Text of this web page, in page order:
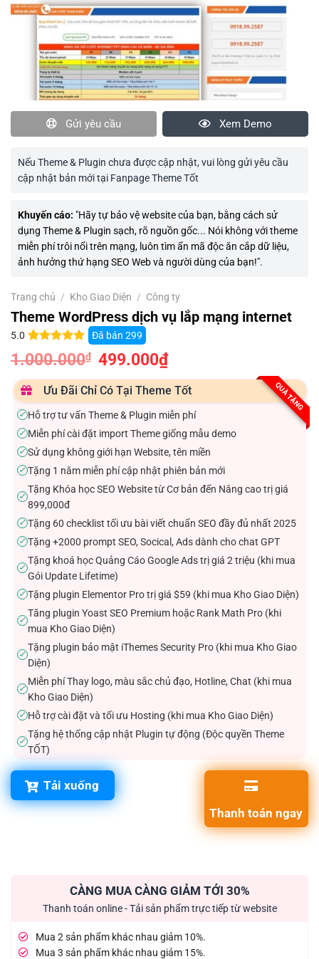
Gửi yêu cầu Xem Demo
Nếu Theme & Plugin chưa được cập nhật, vui lòng gửi yêu cầu
cập nhật bản mới tại Fanpage Theme Tốt
Khuyến cáo: "Hãy tự bảo vệ website của bạn, bằng cách sử
dụng Theme & Plugin sạch, rõ nguồn gốc... Nói không với theme
miễn phí trôi nổi trên mạng, luôn tìm ẩn mã độc ăn cắp dữ liệu,
ảnh hưởng thứ hạng SEO Web và người dùng của bạn!".
Trang chủ / Kho Giao Diện / Công ty
Theme WordPress dịch vụ lắp mạng internet
5.0
5.0 trên 5
dựa trên
8
Đã bán 299
1.000.000₫
Giá
gốc
1.000.000₫.
499.000₫Giá
hiện
là:
499.000₫.
QUÀ TẶNG
Ưu Đãi Chỉ Có Tại Theme Tốt
✓Hỗ trợ tư vấn Theme & Plugin miễn phí
✓Miễn phí cài đặt import Theme giống mẫu demo
✓Sử dụng không giới hạn Website, tên miền
✓Tặng 1 năm miễn phí cập nhật phiên bản mới
✓
Tặng Khóa học SEO Website từ Cơ bản đến Nâng cao trị giá
899,000đ
✓Tặng 60 checklist tối ưu bài viết chuẩn SEO đầy đủ nhất 2025
✓Tặng +2000 prompt SEO, Socical, Ads dành cho chat GPT
✓
Tặng khoá học Quảng Cáo Google Ads trị giá 2 triệu (khi mua
Gói Update Lifetime)
✓Tặng plugin Elementor Pro trị giá $59 (khi mua Kho Giao Diện)
✓
Tăng plugin Yoast SEO Premium hoặc Rank Math Pro (khi
mua Kho Giao Diện)
✓
Tặng plugin bảo mật iThemes Security Pro (khi mua Kho Giao
Diện)
✓
Miễn phí Thay logo, màu sắc chủ đạo, Hotline, Chat (khi mua
Kho Giao Diện)
✓Hỗ trợ cài đặt và tối ưu Hosting (khi mua Kho Giao Diện)
✓
Tặng hệ thống cập nhật Plugin tự động (Độc quyền Theme
TỐT)
Tải xuống
Thanh toán ngay
CÀNG MUA CÀNG GIẢM TỚI 30%
Thanh toán online - Tải sản phẩm trực tiếp từ website
Mua 2 sản phẩm khác nhau giảm 10%.
Mua 3 sản phẩm khác nhau giảm 15%.